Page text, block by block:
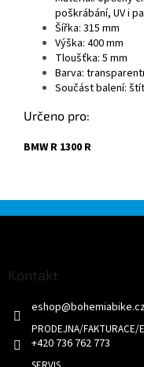
poškrábání, UV i
Šířka: 315 mm
Výška: 400 mm
Tloušťka: 5 mm
Barva:
Součást balení:
Určeno pro:
BMW R 1300 R
Kontakt
eshop@
+420 736 762 773